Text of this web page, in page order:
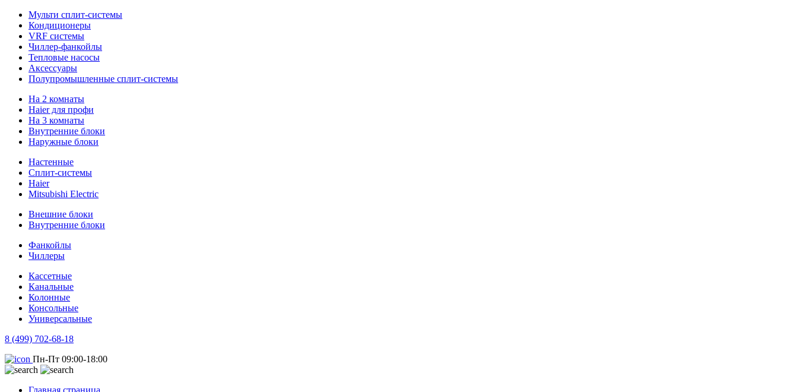
Мульти сплит-системы
Кондиционеры
VRF системы
Чиллер-фанкойлы
Тепловые насосы
Аксессуары
Полупромышленные сплит-системы
На 2 комнаты
Haier для профи
На 3 комнаты
Внутренние блоки
Наружные блоки
Настенные
Сплит-системы
Haier
Mitsubishi Electric
Внешние блоки
Внутренние блоки
Фанкойлы
Чиллеры
Кассетные
Канальные
Колонные
Консольные
Универсальные
8 (499) 702-68-18
Пн-Пт 09:00-18:00
Главная страница